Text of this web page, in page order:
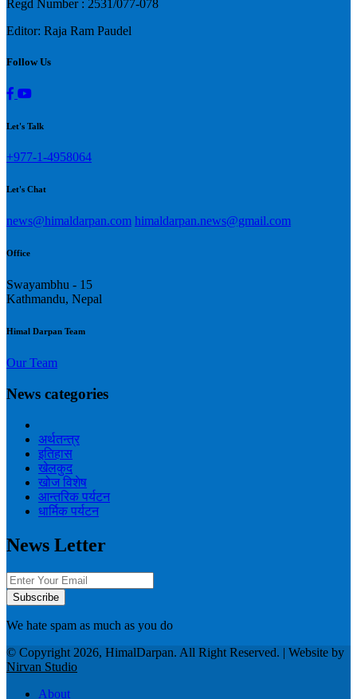
Regd Number : 2531/077-078
Editor: Raja Ram Paudel
Follow Us
Let's Talk
+977-1-4958064
Let's Chat
news@himaldarpan.com himaldarpan.news@gmail.com
Office
Swayambhu - 15
Kathmandu, Nepal
Himal Darpan Team
Our Team
News categories
अर्थतन्त्र
इतिहास
खेलकुद
खोज विशेष
आन्तरिक पर्यटन
धार्मिक पर्यटन
News Letter
We hate spam as much as you do
© Copyright 2026, HimalDarpan. All Right Reserved. | Website by
Nirvan Studio
About